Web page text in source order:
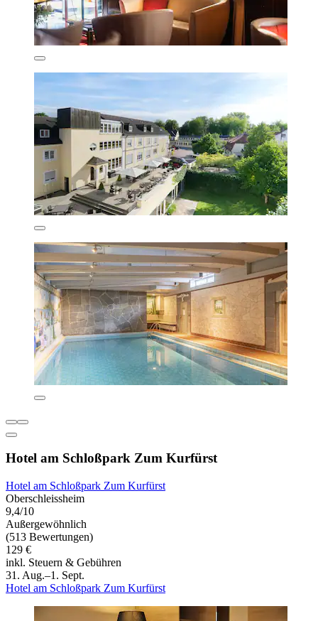
Hotel am Schloßpark Zum Kurfürst
Hotel am Schloßpark Zum Kurfürst
Oberschleissheim
9,4/10
Außergewöhnlich
(513 Bewertungen)
129 €
inkl. Steuern & Gebühren
31. Aug.–1. Sept.
Hotel am Schloßpark Zum Kurfürst